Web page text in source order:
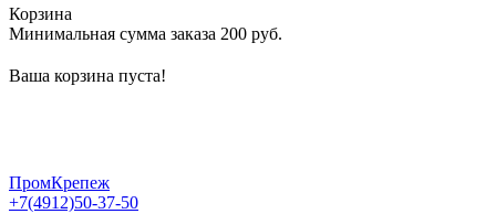
Корзина
Минимальная сумма заказа 200 руб.
Ваша корзина пуста!
ПромКрепеж
+7(4912)50-37-50